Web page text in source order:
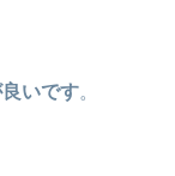
いです。